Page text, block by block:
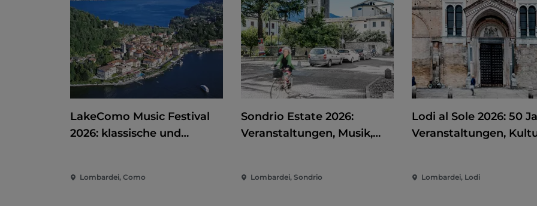
LakeComo Music Festival
2026: klassische und
am Comer See
Lombardei, Como
Sondrio Estate 2026:
Veranstaltungen, Musik,
Lombardei, Sondrio
Lodi al Sole 2026: 50
Veranstaltungen,
Lombardei, Lodi